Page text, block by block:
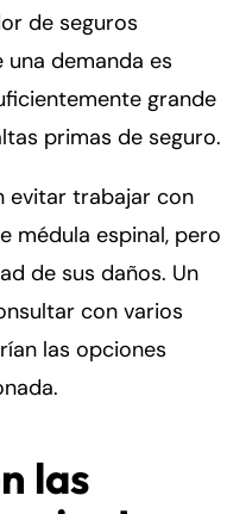
de seguros
demanda es
grande
primas de seguro.
evitar trabajar con
médula espinal, pero
de sus daños. Un
con varios
las opciones
las